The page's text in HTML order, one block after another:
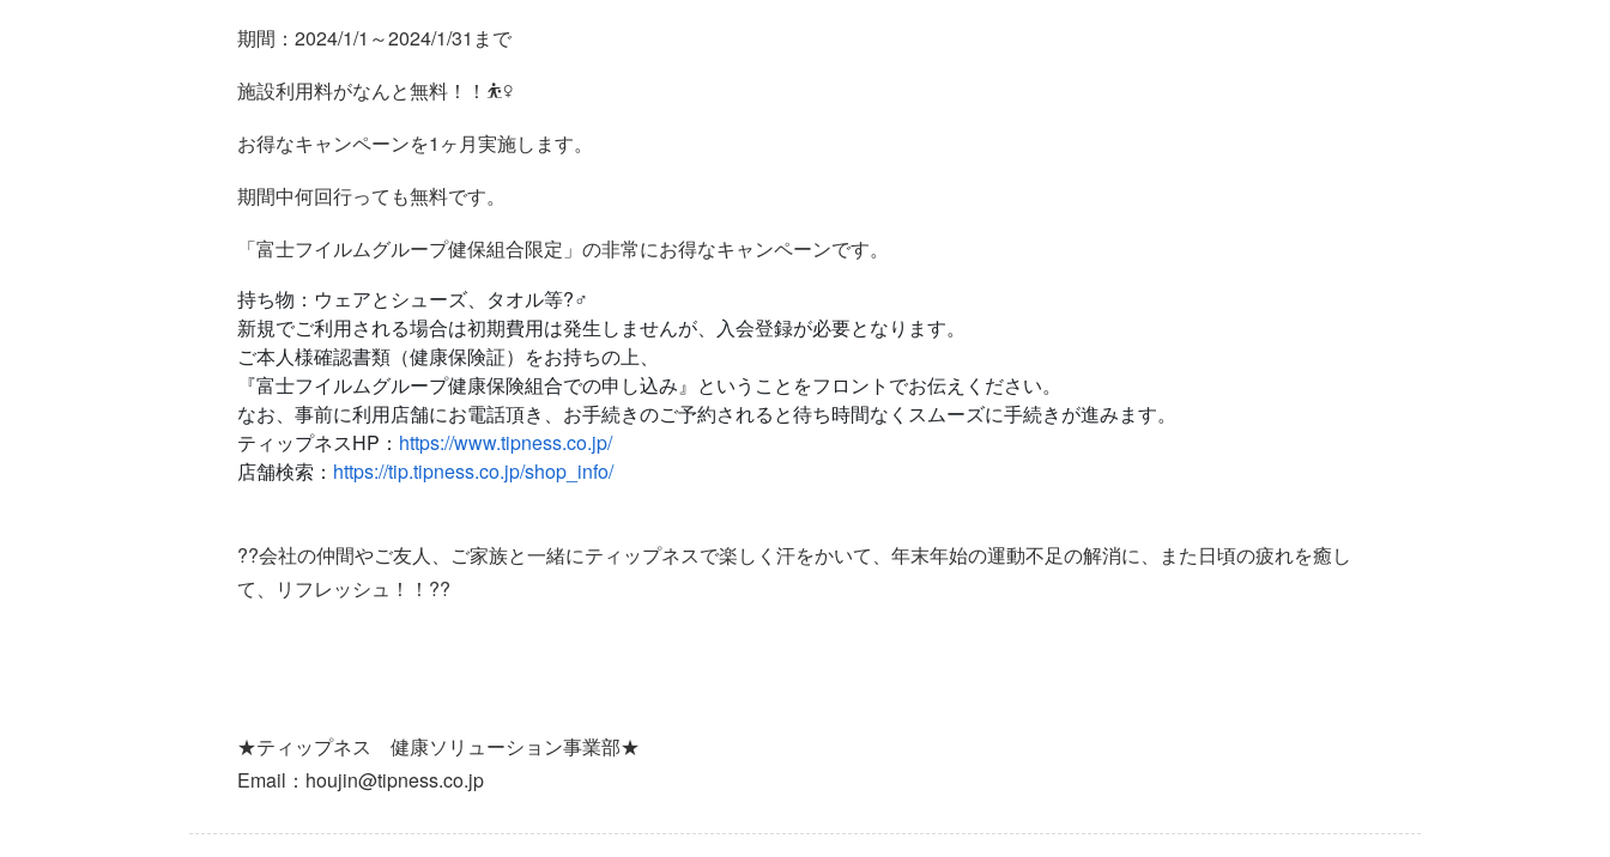
期間：2024/1/1～2024/1/31まで
施設利用料がなんと無料！！⛹️‍♀️
お得なキャンペーンを1ヶ月実施します。
期間中何回行っても無料です。
「富士フイルムグループ健保組合限定」の非常にお得なキャンペーンです。
持ち物：ウェアとシューズ、タオル等?‍♂️
新規でご利用される場合は初期費用は発生しませんが、入会登録が必要となります。
ご本人様確認書類（健康保険証）をお持ちの上、
『富士フイルムグループ健康保険組合での申し込み』ということをフロントでお伝えください。
なお、事前に利用店舗にお電話頂き、お手続きのご予約されると待ち時間なくスムーズに手続きが進みます。
ティップネスHP： https://www.tipness.co.jp/
店舗検索： https://tip.tipness.co.jp/shop_info/
??会社の仲間やご友人、ご家族と一緒にティップネスで楽しく汗をかいて、年末年始の運動不足の解消に、また日頃の疲れを癒し
て、リフレッシュ！！ ??
★ティップネス 健康ソリューション事業部★
Email：houjin@tipness.co.jp